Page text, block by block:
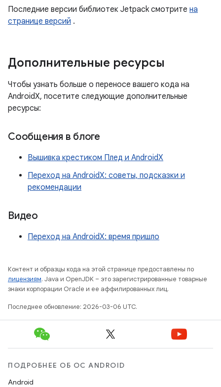
Последние версии библиотек Jetpack смотрите на
странице версий .
Дополнительные ресурсы
Чтобы узнать больше о переносе вашего кода на
AndroidX, посетите следующие дополнительные
ресурсы:
Сообщения в блоге
Вышивка крестиком Плед и AndroidX
Переход на AndroidX: советы, подсказки и
рекомендации
Видео
Переход на AndroidX: время пришло
Контент и образцы кода на этой странице предоставлены по
лицензиям. Java и OpenJDK – это зарегистрированные товарные
знаки корпорации Oracle и ее аффилированных лиц.
Последнее обновление: 2026-03-06 UTC.
ПОДРОБНЕЕ ОБ ОС ANDROID
Android